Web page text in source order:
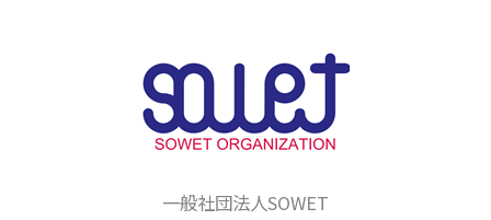
一般社団法人SOWET